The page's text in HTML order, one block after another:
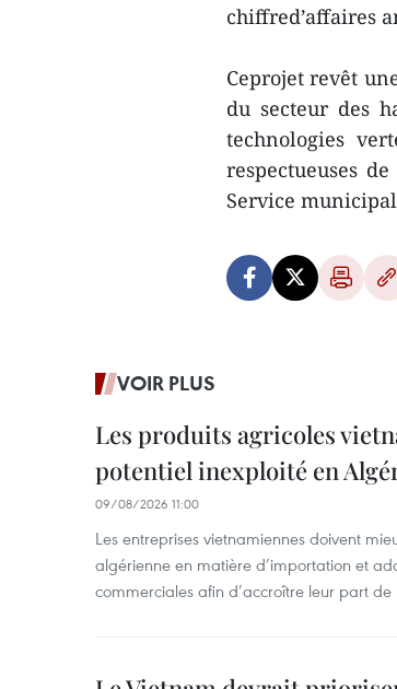
chiffred’affaires
Ceprojet revêt
du secteur des
technologies
respectueuses
Service
VOIR PLUS
Les produits agricoles
potentiel inexploité en
09/08/2026 11:00
Les entreprises vietnamiennes doivent
algérienne en matière d’importation et
commerciales afin d’accroître leur part de